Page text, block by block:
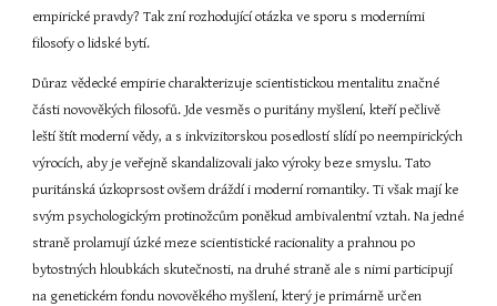
empirické pravdy? Tak zní rozhodující otázka ve sporu s moderními
filosofy o lidské bytí.
Důraz vědecké empirie charakterizuje scientistickou mentalitu značné
části novověkých filosofů. Jde vesměs o puritány myšlení, kteří pečlivě
leští štít moderní vědy, a s inkvizitorskou posedlostí slídí po neempirických
výrocích, aby je veřejně skandalizovali jako výroky beze smyslu. Tato
puritánská úzkoprsost ovšem dráždí i moderní romantiky. Ti však mají ke
svým psychologickým protinožcům poněkud ambivalentní vztah. Na jedné
straně prolamují úzké meze scientistické racionality a prahnou po
bytostných hloubkách skutečnosti, na druhé straně ale s nimi participují
na genetickém fondu novověkého myšlení, který je primárně určen